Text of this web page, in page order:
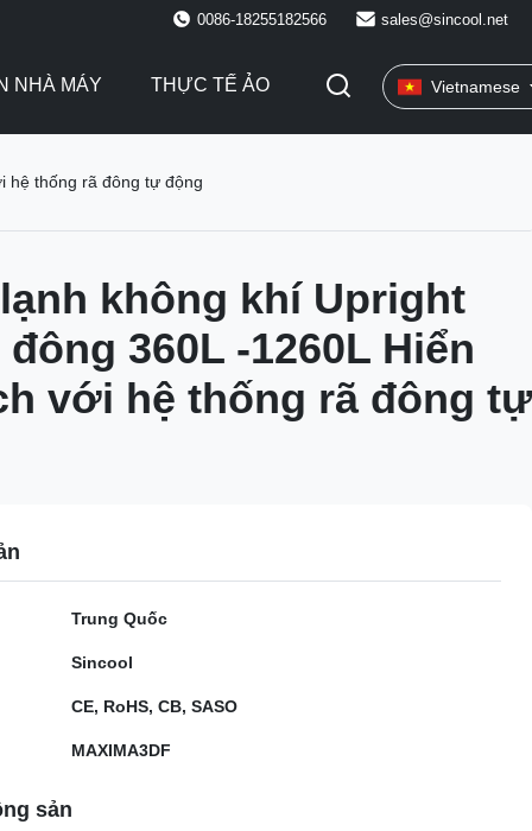
0086-18255182566 sales@sincool.net
NHÀ MÁY THỰC TẾ ẢO Vietnamese
hệ thống rã đông tự động
không khí Upright
360L -1260L Hiển
với hệ thống rã đông tự
Trung Quốc
Sincool
CE, RoHS, CB, SASO
MAXIMA3DF
sản